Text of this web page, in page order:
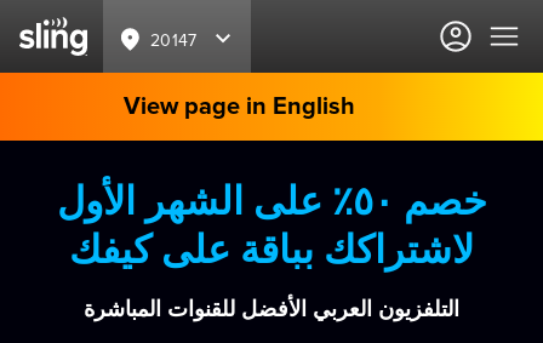
20147
View page in English
خصم ٥٠٪ على الشهر الأول
لاشتراكك بباقة على كيفك
التلفزيون العربي الأفضل للقنوات المباشرة